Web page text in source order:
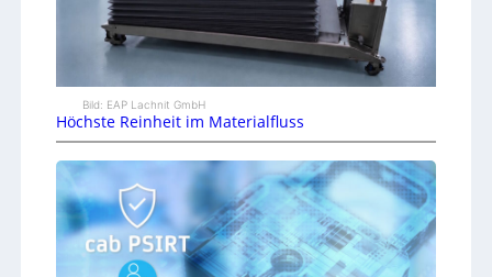
Bild: EAP Lachnit GmbH
Höchste Reinheit im Materialfluss